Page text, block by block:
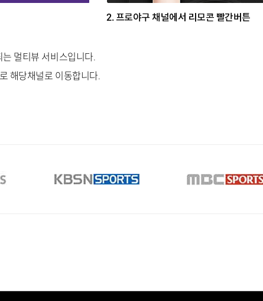
2.프로야구 채널에서 리모콘 빨간버튼
멀티뷰 서비스입니다.
해당채널로 이동합니다.